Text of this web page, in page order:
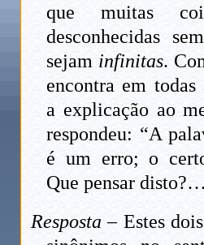
que muitas
desconhecidas
sejam infinitas.
encontra em todas
a explicação ao
respondeu: “A
é um erro; o
Que pensar
Resposta – Estes